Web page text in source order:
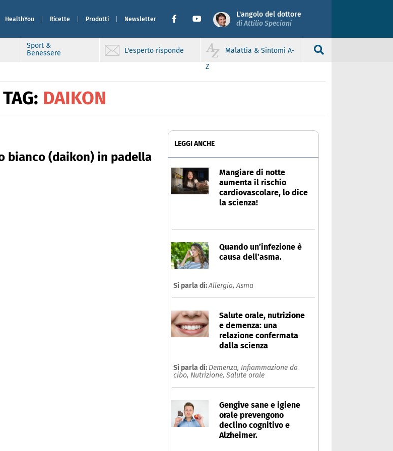
HealthYou Ricette Prodotti Newsletter
L'angolo del dottore
di Attilio Speciani
Sport &
Benessere
L'esperto risponde
Malattia & Sintomi A-
Z
TAG: DAIKON
bianco (daikon) in padella
LEGGI ANCHE
Mangiare di notte
aumenta il rischio
cardiovascolare, lo dice
la scienza!
Quando un’infezione è
causa dell’asma.
Si parla di:Allergia,Asma
Salute orale, nutrizione
e demenza: una
relazione confermata
dalla scienza
Si parla di: Demenza, Infiammazione da
cibo, Nutrizione, Salute orale
Gengive sane e igiene
orale prevengono
declino cognitivo e
Alzheimer.